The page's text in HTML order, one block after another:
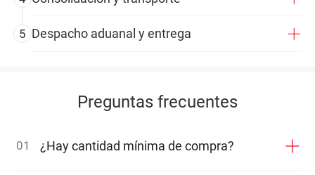
5 Despacho aduanal y entrega
Preguntas frecuentes
01 ¿Hay cantidad mínima de compra?